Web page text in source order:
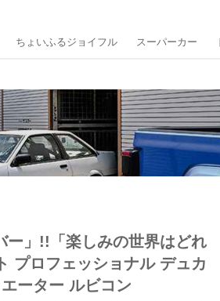
ちょいふるジョイフル スーパーカー
ー」!!「楽しみの世界はどれ
プロフェッショナル デュカ
ーター ルビコン